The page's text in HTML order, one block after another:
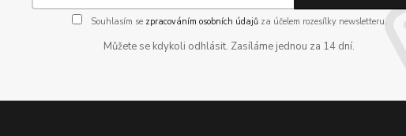
Souhlasím se zpracováním osobních údajůza účelem rozesílky newsletteru.
Můžete se kdykoli odhlásit. Zasíláme jednou za 14 dní.